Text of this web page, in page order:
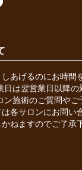
あげるのにお時間
日は翌営業日以降
ン施術のご質問やご
各サロンにお問い
ねますのでご了承